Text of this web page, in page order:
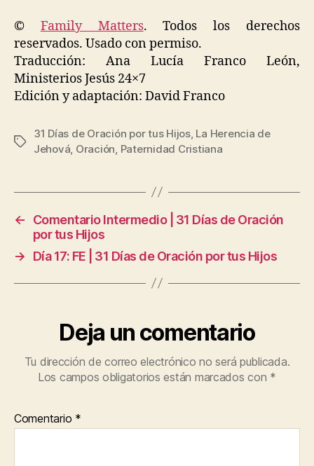
© Family Matters. Todos los derechos
reservados. Usado con permiso.
Traducción: Ana Lucía Franco León,
Ministerios Jesús 24×7
Edición y adaptación: David Franco
Etiquetas
31 Días de Oración por tus Hijos, La Herencia de
Jehová, Oración, Paternidad Cristiana
←
Comentario Intermedio | 31 Días de Oración
por tus Hijos
→
Día 17: FE | 31 Días de Oración por tus Hijos
Deja un comentario
Tu dirección de correo electrónico no será publicada.
Los campos obligatorios están marcados con *
Comentario *